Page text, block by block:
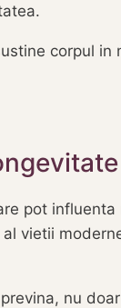
corpul
pot
vietii
nu